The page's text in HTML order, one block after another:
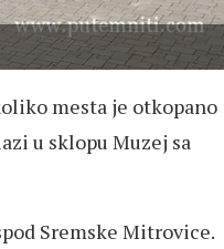
mesta je otkopano
u sklopu Muzej sa
Sremske Mitrovice.